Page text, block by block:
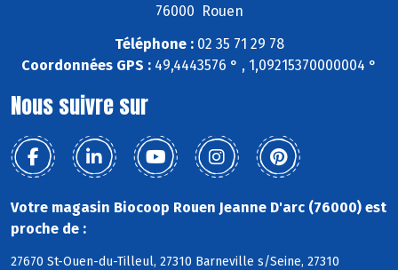
76000 Rouen
Téléphone :02 35 71 29 78
Coordonnées GPS : 49,4443576 ° , 1,09215370000004 °
Nous suivre sur
Votre magasin Biocoop Rouen Jeanne D'arc (76000) est
proche de :
27670 St-Ouen-du-Tilleul, 27310 Barneville s/Seine, 27310